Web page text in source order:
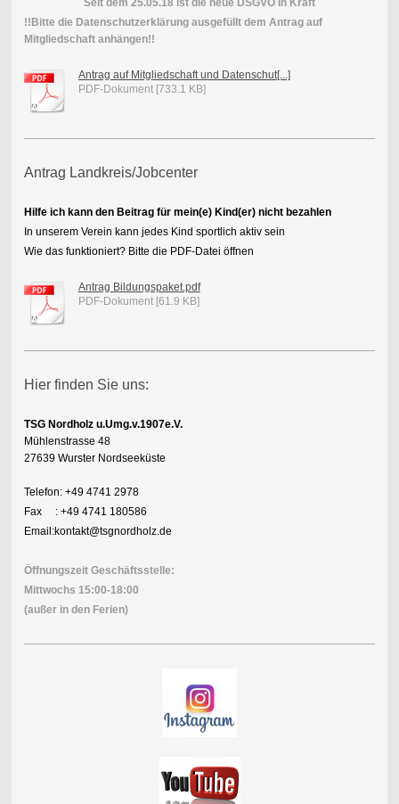
Seit dem 25.05.18 ist die neue DSGVO in Kraft
!!Bitte die Datenschutzerklärung ausgefüllt dem Antrag auf
Mitgliedschaft anhängen!!
Antrag auf Mitgliedschaft und Datenschut[...]
PDF-Dokument [733.1 KB]
Antrag Landkreis/Jobcenter
Hilfe ich kann den Beitrag für mein(e) Kind(er) nicht bezahlen
In unserem Verein kann jedes Kind sportlich aktiv sein
Wie das funktioniert? Bitte die PDF-Datei öffnen
Antrag Bildungspaket.pdf
PDF-Dokument [61.9 KB]
Hier finden Sie uns:
TSG Nordholz u.Umg.v.1907e.V.
Mühlenstrasse 48
27639 Wurster Nordseeküste
Telefon: +49 4741 2978
Fax : +49 4741 180586
Email:kontakt@tsgnordholz.de
Öffnungszeit Geschäftsstelle:
Mittwochs 15:00-18:00
(außer in den Ferien)